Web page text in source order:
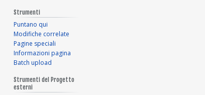
Strumenti
Puntano qui
Modifiche correlate
Pagine speciali
Informazioni pagina
Batch upload
Strumenti del Progetto
esterni